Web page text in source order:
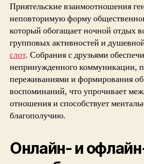
Приятельские взаимоотношения
неповторимую форму
который обогащает ночной отдых
групповых активностей и
слот. Собрания с друзьями
непринужденного коммуникации,
переживаниями и формирования
воспоминаний, что упрочивает
отношения и способствует
благополучию.
Онлайн- и